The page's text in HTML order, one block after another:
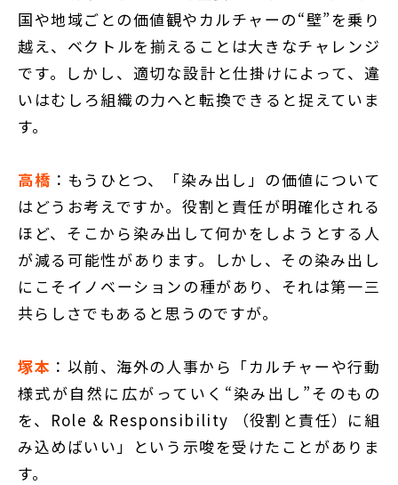
国や地域ごとの価値観やカルチャーの“壁”を乗り
越え、ベクトルを揃えることは大きなチャレンジ
です。しかし、適切な設計と仕掛けによって、違
いはむしろ組織の力へと転換できると捉えていま
す。
高橋 ：もうひとつ、「染み出し」の価値について
はどうお考えですか。役割と責任が明確化される
ほど、そこから染み出して何かをしようとする人
が減る可能性があります。しかし、その染み出し
にこそイノベーションの種があり、それは第一三
共らしさでもあると思うのですが。
塚本 ：以前、海外の人事から「カルチャーや行動
様式が自然に広がっていく“染み出し”そのもの
を、Role & Responsibility （役割と責任）に組
み込めばいい」という示唆を受けたことがありま
す。